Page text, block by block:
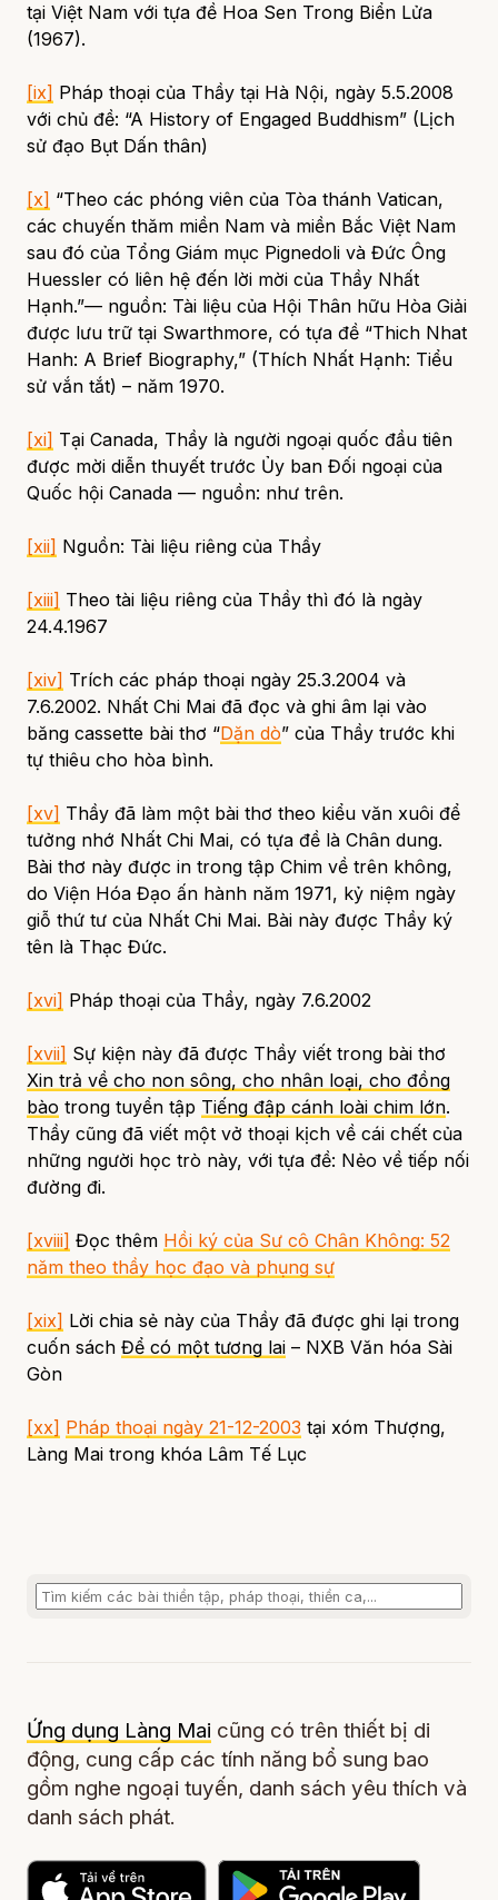
tại Việt Nam với tựa đề Hoa Sen Trong Biển Lửa
(1967).
[ix] Pháp thoại của Thầy tại Hà Nội, ngày 5.5.2008
với chủ đề: “A History of Engaged Buddhism” (Lịch
sử đạo Bụt Dấn thân)
[x] “Theo các phóng viên của Tòa thánh Vatican,
các chuyến thăm miền Nam và miền Bắc Việt Nam
sau đó của Tổng Giám mục Pignedoli và Đức Ông
Huessler có liên hệ đến lời mời của Thầy Nhất
Hạnh.”— nguồn: Tài liệu của Hội Thân hữu Hòa Giải
được lưu trữ tại Swarthmore, có tựa đề “Thich Nhat
Hanh: A Brief Biography,” (Thích Nhất Hạnh: Tiểu
sử vắn tắt) – năm 1970.
[xi] Tại Canada, Thầy là người ngoại quốc đầu tiên
được mời diễn thuyết trước Ủy ban Đối ngoại của
Quốc hội Canada — nguồn: như trên.
[xii] Nguồn: Tài liệu riêng của Thầy
[xiii] Theo tài liệu riêng của Thầy thì đó là ngày
24.4.1967
[xiv] Trích các pháp thoại ngày 25.3.2004 và
7.6.2002. Nhất Chi Mai đã đọc và ghi âm lại vào
băng cassette bài thơ “Dặn dò” của Thầy trước khi
tự thiêu cho hòa bình.
[xv] Thầy đã làm một bài thơ theo kiểu văn xuôi để
tưởng nhớ Nhất Chi Mai, có tựa đề là Chân dung.
Bài thơ này được in trong tập Chim về trên không,
do Viện Hóa Đạo ấn hành năm 1971, kỷ niệm ngày
giỗ thứ tư của Nhất Chi Mai. Bài này được Thầy ký
tên là Thạc Đức.
[xvi] Pháp thoại của Thầy, ngày 7.6.2002
[xvii] Sự kiện này đã được Thầy viết trong bài thơ
Xin trả về cho non sông, cho nhân loại, cho đồng
bào trong tuyển tập Tiếng đập cánh loài chim lớn.
Thầy cũng đã viết một vở thoại kịch về cái chết của
những người học trò này, với tựa đề: Nẻo về tiếp nối
đường đi.
[xviii] Đọc thêm Hồi ký của Sư cô Chân Không: 52
năm theo thầy học đạo và phụng sự
[xix] Lời chia sẻ này của Thầy đã được ghi lại trong
cuốn sách Để có một tương lai – NXB Văn hóa Sài
Gòn
[xx] Pháp thoại ngày 21-12-2003 tại xóm Thượng,
Làng Mai trong khóa Lâm Tế Lục
Ứng dụng Làng Mai cũng có trên thiết bị di
động, cung cấp các tính năng bổ sung bao
gồm nghe ngoại tuyến, danh sách yêu thích và
danh sách phát.